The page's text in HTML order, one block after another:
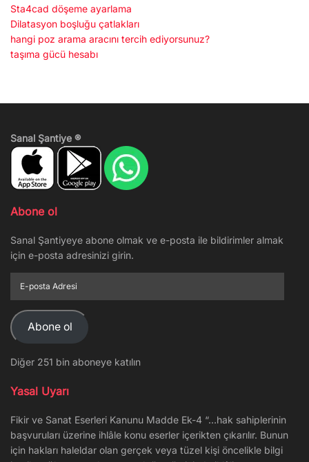
Sta4cad döşeme ayarlama
Dilatasyon boşluğu çatlakları
hangi poz arama aracını tercih ediyorsunuz?
taşıma gücü hesabı
Sanal Şantiye ®
Abone ol
Sanal Şantiyeye abone olmak ve e-posta ile bildirimler almak
için e-posta adresinizi girin.
posta
Adresi
Abone ol
Diğer 251 bin aboneye katılın
Yasal Uyarı
Fikir ve Sanat Eserleri Kanunu Madde Ek-4 “…hak sahiplerinin
başvuruları üzerine ihlâle konu eserler içerikten çıkarılır. Bunun
için hakları haleldar olan gerçek veya tüzel kişi öncelikle bilgi